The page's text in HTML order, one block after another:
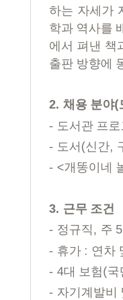
하는 자세가
학과 역사를
에서 펴낸 책
출판 방향에
2. 채용 분야(
- 도서관 프
- 도서 (신간,
- <개똥이네
3. 근무 조건
- 정규직 , 주 5
- 휴가 : 연차
- 4대 보험(국
- 자기계발비